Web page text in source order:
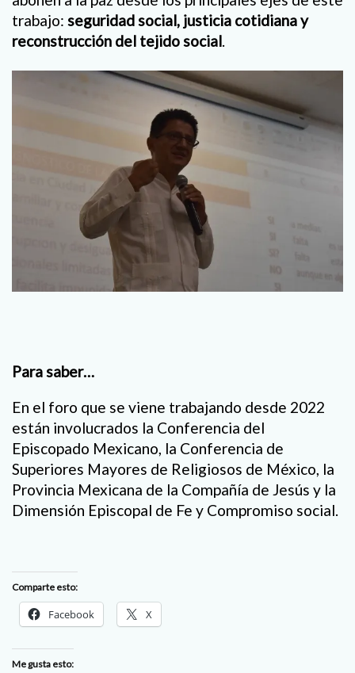
trabajo: seguridad social, justicia cotidiana y
reconstrucción del tejido social.
Para saber…
En el foro que se viene trabajando desde 2022
están involucrados la Conferencia del
Episcopado Mexicano, la Conferencia de
Superiores Mayores de Religiosos de México, la
Provincia Mexicana de la Compañía de Jesús y la
Dimensión Episcopal de Fe y Compromiso social.
Comparte esto:
Facebook X
Me gusta esto: